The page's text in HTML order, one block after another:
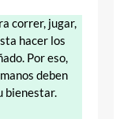
correr, jugar,
hacer los
Por eso,
deben
bienestar.